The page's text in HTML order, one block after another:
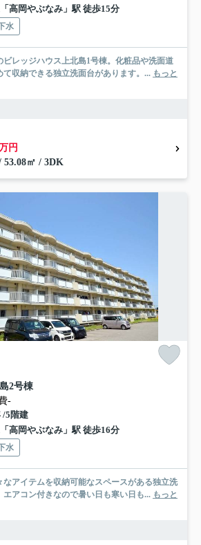
高岡やぶなみ」駅 徒歩15分
水
ビレッジハウス上北島1号棟。化粧品や洗面道
収納できる独立洗面台があります。... もっと
円
53.08㎡ / 3DK
2号棟
-
/5階建
高岡やぶなみ」駅 徒歩16分
水
アイテムを収納可能なスペースがある独立洗
アコン付きなので暑い日も寒い日も... もっと